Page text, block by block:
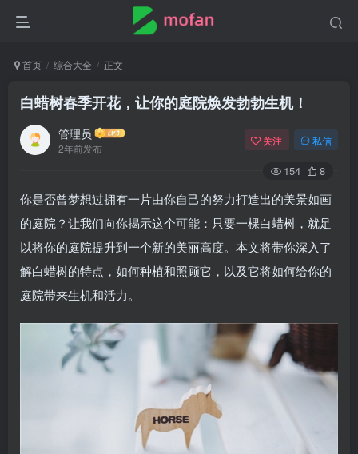
首页 综合大全 正文
白蜡树春季开花，让你的庭院焕发勃勃生机！
管理员
2年前发布
关注 私信
154 8
你是否曾梦想过拥有一片由你自己的努力打造出的美景如画
的庭院？让我们向你揭示这个可能：只要一棵白蜡树，就足
以将你的庭院提升到一个新的美丽高度。本文将带你深入了
解白蜡树的特点，如何种植和照顾它，以及它将如何给你的
庭院带来生机和活力。